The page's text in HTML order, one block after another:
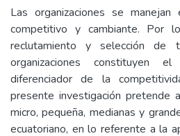
Las organizaciones se
competitivo y cambiante. Por
reclutamiento y selección de
organizaciones constituyen
diferenciador de la
presente investigación pretende
micro, pequeña, medianas y
ecuatoriano, en lo referente a la